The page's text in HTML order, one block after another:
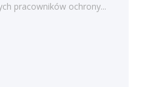
pracowników ochrony...